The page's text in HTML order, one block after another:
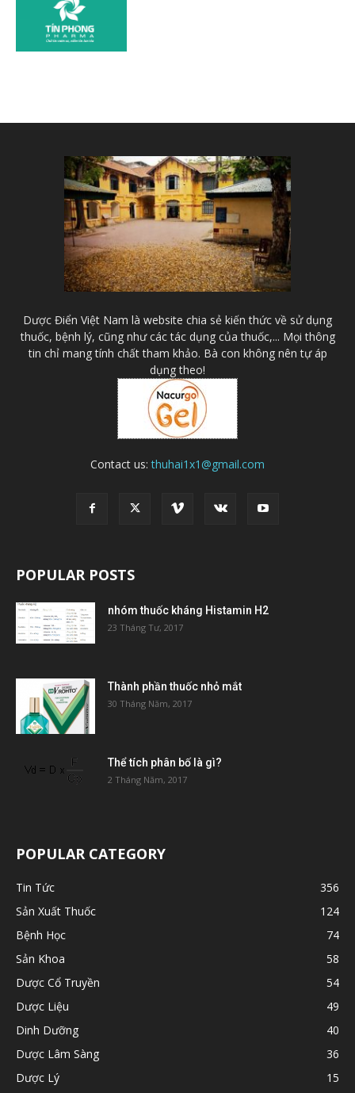
Dược Điển Việt Nam là website chia sẻ kiến thức về sử dụng
thuốc, bệnh lý, cũng như các tác dụng của thuốc,... Mọi thông
tin chỉ mang tính chất tham khảo. Bà con không nên tự áp
dụng theo!
Contact us:thuhai1x1@gmail.com
POPULAR POSTS
nhóm thuốc kháng Histamin H2
23 Tháng Tư, 2017
Thành phần thuốc nhỏ mắt
30 Tháng Năm, 2017
Thể tích phân bố là gì?
2 Tháng Năm, 2017
POPULAR CATEGORY
Tin Tức
356
Sản Xuất Thuốc
124
Bệnh Học
74
Sản Khoa
58
Dược Cổ Truyền
54
Dược Liệu
49
Dinh Dưỡng
40
Dược Lâm Sàng
36
Dược Lý
15